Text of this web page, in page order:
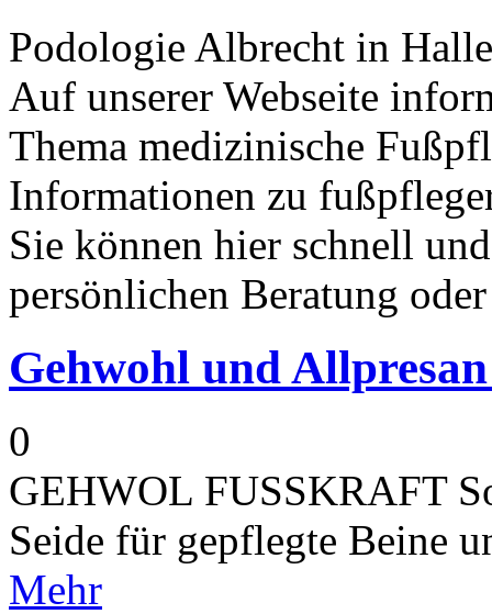
Podologie Albrecht in Halle
Auf unserer Webseite
Thema medizinische
Informationen zu
Sie können hier schnell
persönlichen Beratung
Gehwohl und
0
GEHWOL FUSSKRAFT
Seide für gepflegte Beine
Mehr